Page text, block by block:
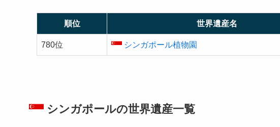
順位 世界遺産名
780位 シンガポール植物園
シンガポールの世界遺産一覧